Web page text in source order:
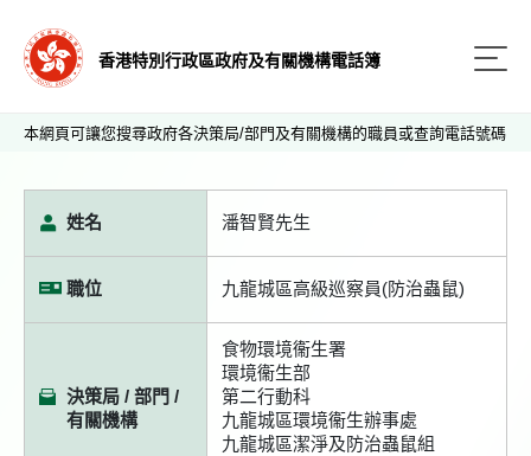
香港特別行政區政府及有關機構電話簿
本網頁可讓您搜尋政府各決策局/部門及有關機構的職員或查詢電話號碼
姓名 潘智賢先生
職位 九龍城區高級巡察員(防治蟲鼠)
決策局 / 部門 /
有關機構
食物環境衞生署
環境衞生部
第二行動科
九龍城區環境衞生辦事處
九龍城區潔淨及防治蟲鼠組